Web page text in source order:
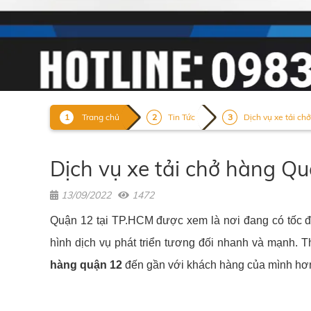
Trang chủ Tin Tức Dịch vụ xe tải
Dịch vụ xe tải chở hàng
13/09/2022 1472
Quận 12 tại TP.HCM được xem là nơi đang có tốc
hình dịch vụ phát triển tương đối nhanh và mạnh.
hàng quận 12 đến gần với khách hàng của mình